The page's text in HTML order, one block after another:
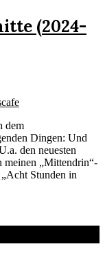
(2024-
dem
Dingen: Und
den neuesten
meinen „Mittendrin“-
Stunden in